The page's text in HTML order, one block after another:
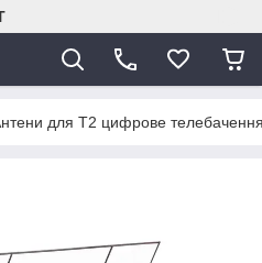
для Т2 цифрове